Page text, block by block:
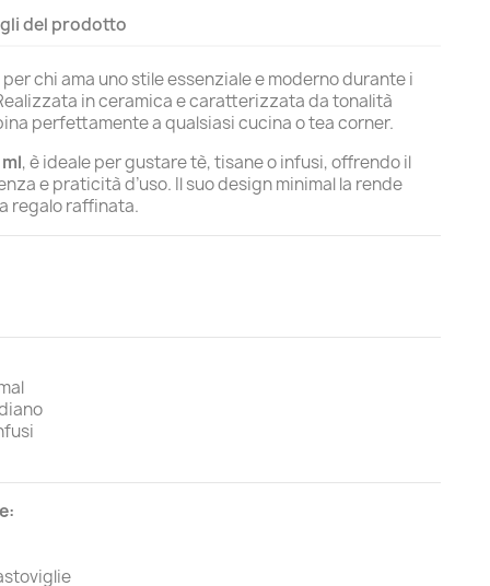
del prodotto
chi ama uno stile essenziale e moderno durante i
in ceramica e caratterizzata da tonalità
perfettamente a qualsiasi cucina o tea corner.
, è ideale per gustare tè, tisane o infusi, offrendo il
e praticità d’uso. Il suo design minimal la rende
regalo raffinata.